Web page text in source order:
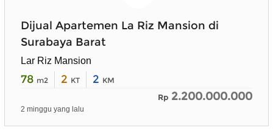
Dijual Apartemen La Riz Mansion di
Surabaya Barat
Lar Riz Mansion
78 m2 2 KT 2 KM
Rp 2.200.000.000
2 minggu yang lalu